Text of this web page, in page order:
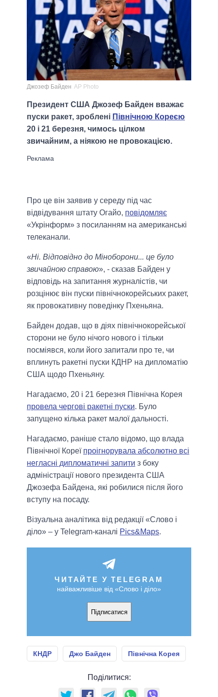
Джозеф Байден AP Photo
Президент США Джозеф Байден вважає
пуски ракет, зроблені Північною Кореєю
20 і 21 березня, чимось цілком
звичайним, а ніякою не провокацією.
Про це він заявив у середу під час
відвідування штату Огайо, повідомляє
«Укрінформ» з посиланням на американські
телеканали.
«Ні. Відповідно до Міноборони... це було
звичайною справою», - сказав Байден у
відповідь на запитання журналістів, чи
розцінює він пуски північнокорейських ракет,
як провокативну поведінку Пхеньяна.
Байден додав, що в діях північнокорейської
сторони не було нічого нового і тільки
посміявся, коли його запитали про те, чи
вплинуть ракетні пуски КДНР на дипломатію
США щодо Пхеньяну.
Нагадаємо, 20 і 21 березня Північна Корея
провела чергові ракетні пуски. Було
запущено кілька ракет малої дальності.
Нагадаємо, раніше стало відомо, що влада
Північної Кореї проігнорувала абсолютно всі
негласні дипломатичні запити з боку
адміністрації нового президента США
Джозефа Байдена, які робилися після його
вступу на посаду.
Візуальна аналітика від редакції «Слово і
діло» – у Telegram-каналі Pics&Maps.
ЧИТАЙТЕ У TELEGRAM
найважливіше від «Слово і діло»
Підписатися
КНДР Джо Байден Північна Корея
Поділитися: